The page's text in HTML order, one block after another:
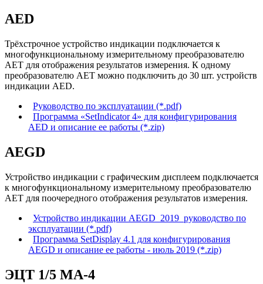
AED
Трёхстрочное устройство индикации подключается к
многофункциональному измерительному преобразователю
АЕТ для отображения результатов измерения. К одному
преобразователю АЕТ можно подключить до 30 шт. устройств
индикации AED.
Руководство по эксплуатации (*.pdf)
Программа «SetIndicator 4» для конфигурирования
AED и описание ее работы (*.zip)
AEGD
Устройство индикации с графическим дисплеем подключается
к многофункциональному измерительному преобразователю
АЕТ для поочередного отображения результатов измерения.
Устройство индикации АЕGD_2019_руководство по
эксплуатации (*.pdf)
Программа SetDisplay 4.1 для конфигурирования
AEGD и описание ее работы - июль 2019 (*.zip)
ЭЦТ 1/5 МА-4